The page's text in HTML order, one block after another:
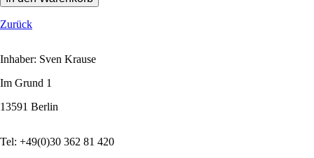
Zurück
Inhaber: Sven Krause
Im Grund 1
13591 Berlin
Tel: +49(0)30 362 81 420